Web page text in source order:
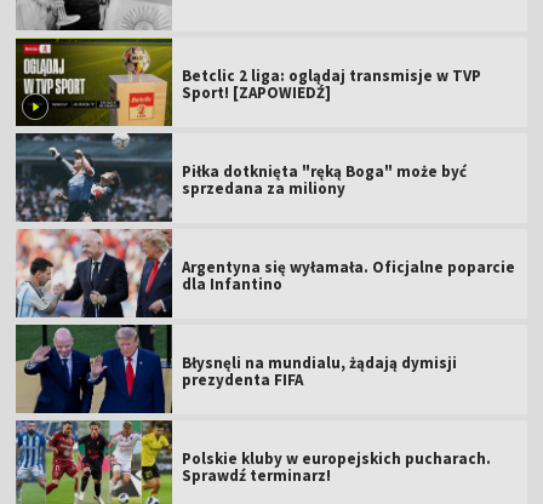
Betclic 2 liga: oglądaj transmisje w TVP
Sport! [ZAPOWIEDŹ]
Piłka dotknięta "ręką Boga" może być
sprzedana za miliony
Argentyna się wyłamała. Oficjalne poparcie
dla Infantino
Błysnęli na mundialu, żądają dymisji
prezydenta FIFA
Polskie kluby w europejskich pucharach.
Sprawdź terminarz!